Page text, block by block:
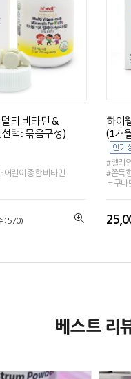
티 비타민 &
택: 묶음구성)
어린이 종합 비타민
: 570)
하이
(1개
#젤리
#쫀득
누구나
베스트 리